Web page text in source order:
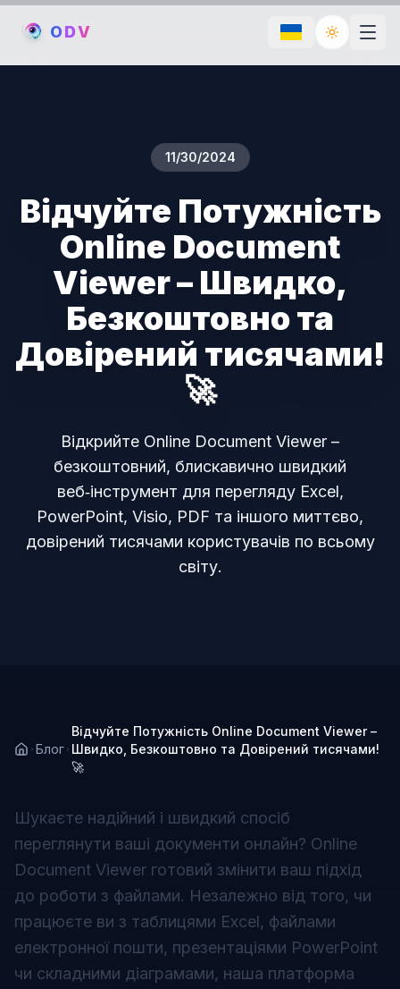
ODV Toggle
11/30/2024
Відчуйте Потужність
Online Document
Viewer – Швидко,
Безкоштовно та
Довірений тисячами!
🚀
Відкрийте Online Document Viewer –
безкоштовний, блискавично швидкий
веб‑інструмент для перегляду Excel,
PowerPoint, Visio, PDF та іншого миттєво,
довірений тисячами користувачів по всьому
світу.
Блог
Відчуйте Потужність Online Document Viewer –
Швидко, Безкоштовно та Довірений тисячами!
🚀
Шукаєте надійний і швидкий спосіб
переглянути ваші документи онлайн? Online
Document Viewer готовий змінити ваш підхід
до роботи з файлами. Незалежно від того, чи
працюєте ви з таблицями Excel, файлами
електронної пошти, презентаціями PowerPoint
чи складними діаграмами, наша платформа